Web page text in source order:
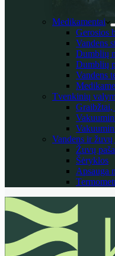
Medikamentai
Gerosios
Vandens
Dumblių
Dumblių
Vandens
Tvenkinių
Graibžtai,
Vandens ir žuvų
Žuvų
Šėryklos
Apsauga